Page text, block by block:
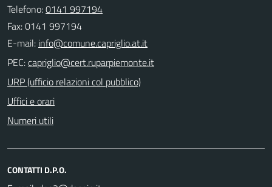
Telefono:0141 997194
Fax: 0141 997194
E-mail:
PEC:
URP (ufficio relazioni col pubblico)
Uffici e orari
Numeri utili
CONTATTI D.P.O.